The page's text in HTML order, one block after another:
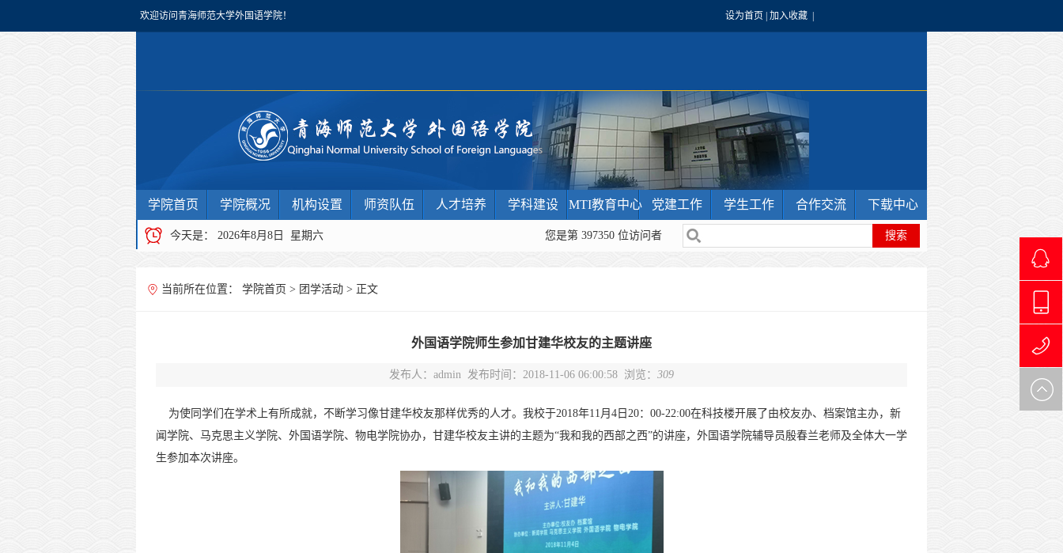
欢迎访问青海师范大学外国语学院！ 设为首页 加入收藏
学院首页 学院概况 机构设置 师资队伍 人才培养 学科建设 MTI教育中心 党建工作 学生工作 合作交流 下载中心
今天是： 2026年8月8日 星期六 您是第 397350 位访问者
当前所在位置： 学院首页 > 团学活动 > 正文
外国语学院师生参加甘建华校友的主题讲座
发布人：admin 发布时间：2018-11-06 06:00:58 浏览： 309
为使同学们在学术上有所成就，不断学习像甘建华校友那样优秀的人才。我校于2018年11月4日20：00-22:00在科技楼开展了由校友办、档案馆主办，新
闻学院、马克思主义学院、外国语学院、物电学院协办，甘建华校友主讲的主题为“我和我的西部之西”的讲座，外国语学院辅导员殷春兰老师及全体大一学
生参加本次讲座。
0971-